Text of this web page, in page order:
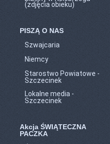
(zdjęcia obieku)
PISZĄ O NAS
Szwajcaria
Niemcy
Starostwo Powiatowe -
Szczecinek
Lokalne media -
Szczecinek
Akcja ŚWIĄTECZNA
PACZKA